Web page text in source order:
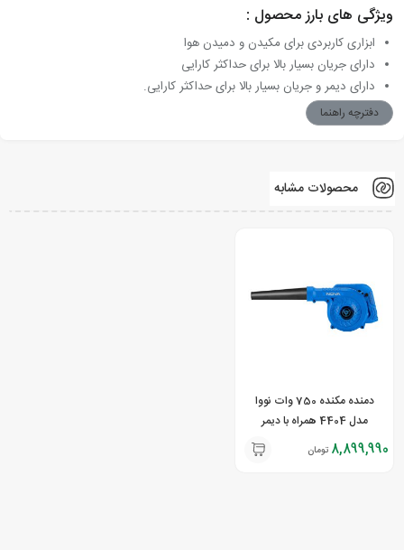
ویژگی های بارز محصول :
ابزاری کاربردی برای مکیدن و دمیدن هوا
دارای جریان بسیار بالا برای حداکثر کارایی
دارای دیمر و جریان بسیار بالا برای حداکثر کارایی.
دفترچه راهنما
محصولات مشابه
دمنده مکنده 750 وات نووا
مدل 4404 همراه با دیمر
8,899,990 تومان